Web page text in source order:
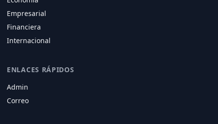
Empresarial
Financiera
Internacional
ENLACES RÁPIDOS
Admin
Correo